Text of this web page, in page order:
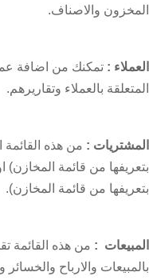
المخزون والاصناف.
العملاء : تمكنك من اضافة
المتعلقة بالعملاء وتقاريرهم.
المشتريات : من هذه
بتعريفها من قائمة
بتعريفها من قائمة المخازن).
المبيعات : من هذه القائمة
بالمبيعات والارباح والخسائر